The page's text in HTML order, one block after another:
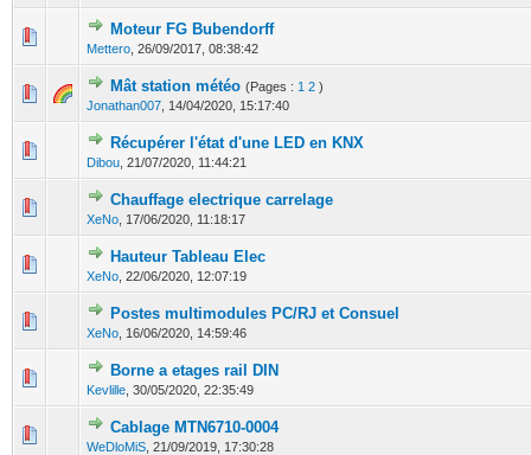
Moteur FG Bubendorff
Mettero 26/09/2017, 08:38:42
0 Votes - 0 sur 5 en moyenne
123
Mât station météo (Pages : 1 2 )
Jonathan007 14/04/2020, 15:17:40
0 Votes - 0 sur 5 en moyenne
1234 5
Récupérer l'état d'une LED en KNX
Dibou 21/07/2020, 11:44:21
0 Votes - 0 sur 5 en moyenne
12345
Chauffage electrique carrelage
XeNo 17/06/2020, 11:18:17
0 Votes - 0 sur 5 en moyenne
1234 5
Hauteur Tableau Elec
XeNo 22/06/2020, 12:07:19
0 Votes - 0 sur 5 en moyenne
12
Postes multimodules PC/RJ et Consuel
XeNo 16/06/2020, 14:59:46
0 Votes - 0 sur 5 en moyenne
12 3 45
Borne a etages rail DIN
Kevlille 30/05/2020, 22:35:49
0 Votes - 0 sur 5 en moyenne
1234
Cablage MTN6710-0004
WeDloMiS 21/09/2019, 17:30:28
0 Votes - 0 sur 5 en moyenne
1234